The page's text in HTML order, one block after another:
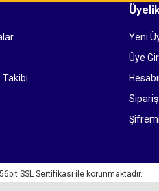
Takibi
Yeni
Üye
Sipariş
SSL Sertifikası ile korunmaktadır.